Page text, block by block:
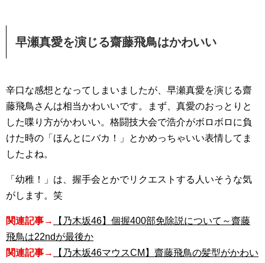
早瀬真愛を演じる齋藤飛鳥はかわいい
辛口な感想となってしまいましたが、早瀬真愛を演じる齋
藤飛鳥さんは相当かわいいです。まず、真愛のおっとりと
した喋り方がかわいい。格闘技大会で浩介がボロボロに負
けた時の「ほんとにバカ！」とかめっちゃいい表情してま
したよね。
「幼稚！」は、握手会とかでリクエストする人いそうな気
がします。笑
関連記事→
【乃木坂46】個握400部免除説について～齋藤
飛鳥は22ndが最後か
関連記事→
【乃木坂46マウスCM】齋藤飛鳥の髪型がかわい